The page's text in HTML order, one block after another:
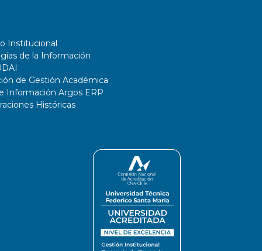
Institucional
de la Información
de Gestión Académica
Información Argos ERP
Históricas